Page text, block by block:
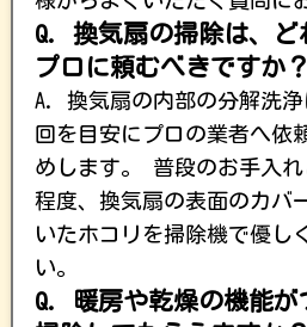
Q. 換気扇の掃除は、ど
プロに頼むべきですか？
A. 換気扇の内部の分解洗浄
回を目安にプロの業者へ依
めします。 普段のお手入
程度、換気扇の表面のカバ
いたホコリを掃除機で優し
い。
Q. 暖房や乾燥の機能が